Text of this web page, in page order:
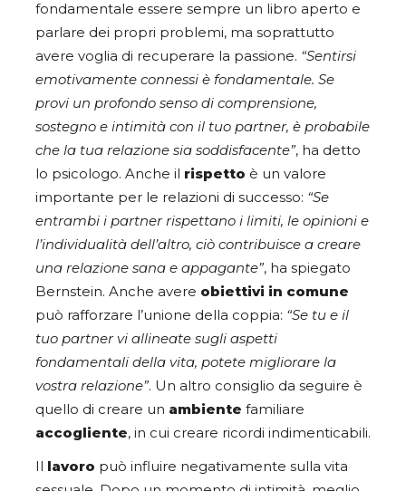
fondamentale essere sempre un libro aperto e
parlare dei propri problemi, ma soprattutto
avere voglia di recuperare la passione. “Sentirsi
emotivamente connessi è fondamentale. Se
provi un profondo senso di comprensione,
sostegno e intimità con il tuo partner, è probabile
che la tua relazione sia soddisfacente”, ha detto
lo psicologo. Anche il rispetto è un valore
importante per le relazioni di successo: “Se
entrambi i partner rispettano i limiti, le opinioni e
l’individualità dell’altro, ciò contribuisce a creare
una relazione sana e appagante”, ha spiegato
Bernstein. Anche avere obiettivi in comune
può rafforzare l’unione della coppia: “Se tu e il
tuo partner vi allineate sugli aspetti
fondamentali della vita, potete migliorare la
vostra relazione”. Un altro consiglio da seguire è
quello di creare un ambiente familiare
accogliente, in cui creare ricordi indimenticabili.
Il lavoro può influire negativamente sulla vita